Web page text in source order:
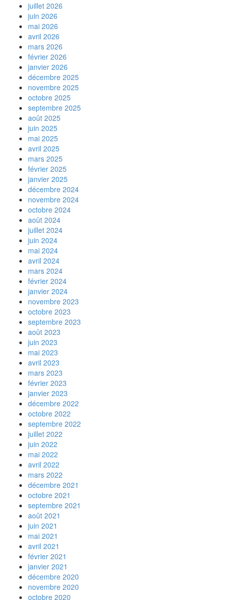
juillet 2026
juin 2026
mai 2026
avril 2026
mars 2026
février 2026
janvier 2026
décembre 2025
novembre 2025
octobre 2025
septembre 2025
août 2025
juin 2025
mai 2025
avril 2025
mars 2025
février 2025
janvier 2025
décembre 2024
novembre 2024
octobre 2024
août 2024
juillet 2024
juin 2024
mai 2024
avril 2024
mars 2024
février 2024
janvier 2024
novembre 2023
octobre 2023
septembre 2023
août 2023
juin 2023
mai 2023
avril 2023
mars 2023
février 2023
janvier 2023
décembre 2022
octobre 2022
septembre 2022
juillet 2022
juin 2022
mai 2022
avril 2022
mars 2022
décembre 2021
octobre 2021
septembre 2021
août 2021
juin 2021
mai 2021
avril 2021
février 2021
janvier 2021
décembre 2020
novembre 2020
octobre 2020